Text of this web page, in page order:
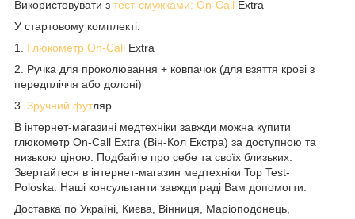
Використовувати з тест-смужками: On-Call Extra
У стартовому комплекті:
1. Глюкометр On-Call Extra
2. Ручка для проколювання + ковпачок (для взяття крові з
передпліччя або долоні)
3. Зручний футляр
В інтернет-магазині медтехніки завжди можна купити
глюкометр On-Call Extra (Він-Кол Екстра) за доступною та
низькою ціною. Подбайте про себе та своїх близьких.
Звертайтеся в інтернет-магазин медтехніки Top Test-
Poloska. Наші консультанти завжди раді Вам допомогти.
Доставка по Україні, Києва, Вінниця, Маріоподонець,